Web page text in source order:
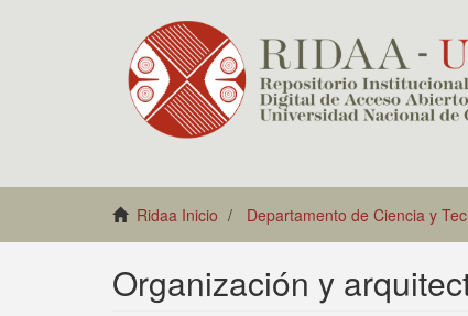
Ridaa Inicio Departamento de Ciencia y
Organización y